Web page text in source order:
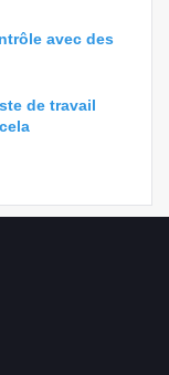
avec des
de travail